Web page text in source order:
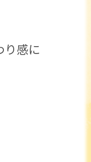
り感に